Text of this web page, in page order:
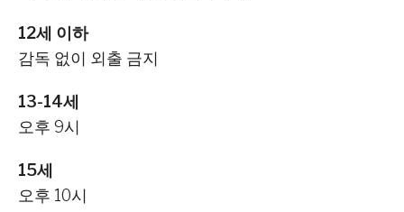
12세 이하
감독 없이 외출 금지
13-14세
오후 9시
15세
오후 10시